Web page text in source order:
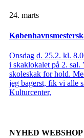
24. marts
Onsdag d. 25.2. kl.
i skaklokalet på 2.
skoleskak for hold.
jeg bagerst, fik vi alle
Kulturcenter,
NYHED WEBSHOP